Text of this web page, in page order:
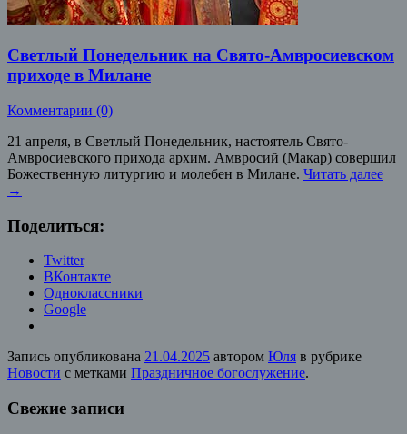
Светлый Понедельник на Свято-Амвросиевском
приходе в Милане
Комментарии (0)
21 апреля, в Светлый Понедельник, настоятель Свято-
Амвросиевского прихода архим. Амвросий (Макар) совершил
Божественную литургию и молебен в Милане. Читать далее
→
Поделиться:
Twitter
ВКонтакте
Одноклассники
Google
Запись опубликована 21.04.2025 автором Юля в рубрике
Новости с метками Праздничное богослужение.
Свежие записи